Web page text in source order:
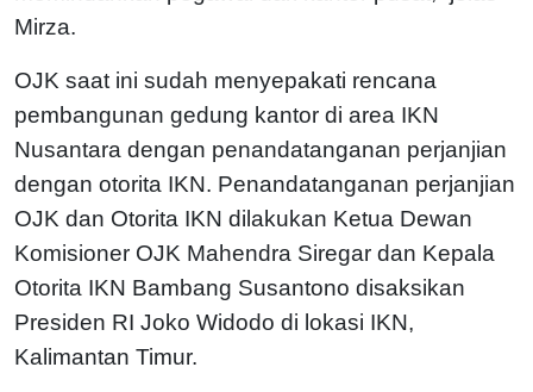
Mirza.
OJK saat ini sudah menyepakati rencana
pembangunan gedung kantor di area IKN
Nusantara dengan penandatanganan perjanjian
dengan otorita IKN. Penandatanganan perjanjian
OJK dan Otorita IKN dilakukan Ketua Dewan
Komisioner OJK Mahendra Siregar dan Kepala
Otorita IKN Bambang Susantono disaksikan
Presiden RI Joko Widodo di lokasi IKN,
Kalimantan Timur.